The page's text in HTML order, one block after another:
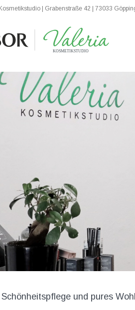
| Grabenstraße 42 | 73033
KOSMETIKSTUDIO
und pures